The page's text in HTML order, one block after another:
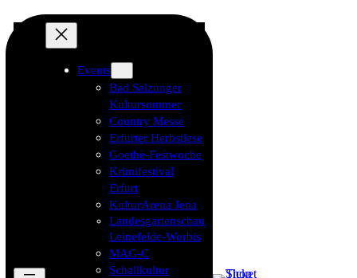
Events
Bad Salzunger
Kultursommer
Country Messe
Erfurter Herbstlese
Goethe-Festwoche
Krimifestival
Erfurt
KulturArena Jena
Landesgartenschau
Leinefelde-Worbis
MAG-C
Schallkultur